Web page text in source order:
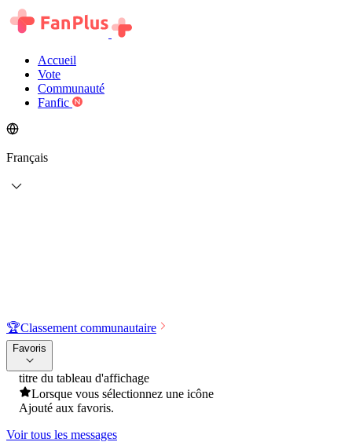
Accueil
Vote
Communauté
Fanfic
Français
🏆Classement communautaire
Favoris
titre du tableau d'affichage
Lorsque vous sélectionnez une icône
Ajouté aux favoris.
Voir tous les messages